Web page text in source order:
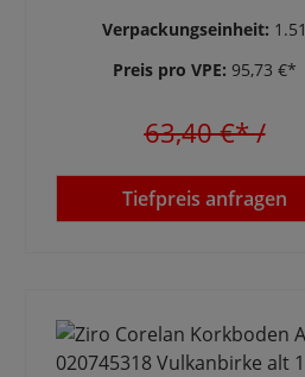
Verpackungseinheit: 1.51
Preis pro VPE: 95,73 €*
63,40 €*/
Tiefpreis anfragen